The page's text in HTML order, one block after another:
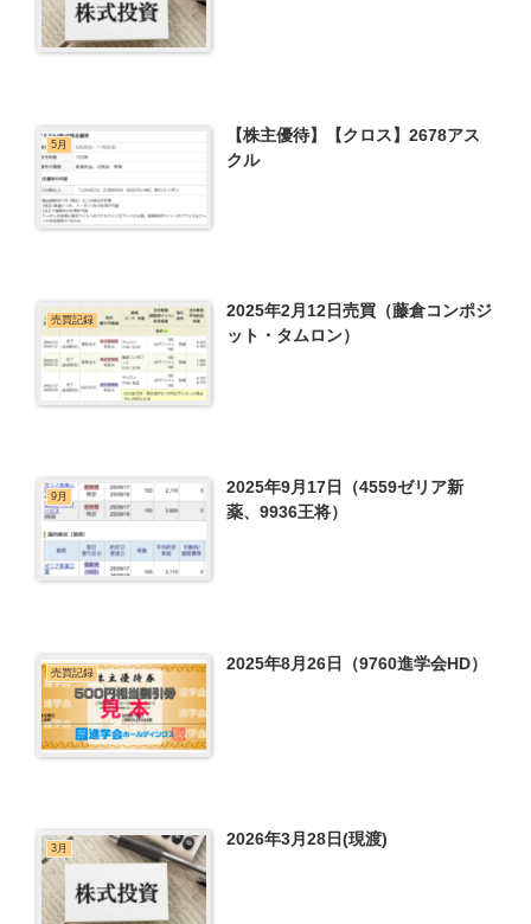
5月
【株主優待】【クロス】2678アス
クル
売買記録
2025年2月12日売買（藤倉コンポジ
ット・タムロン）
9月
2025年9月17日（4559ゼリア新
薬、9936王将）
売買記録 2025年8月26日（9760進学会HD）
3月 2026年3月28日(現渡)